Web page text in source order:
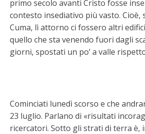
primo secolo avanti Cristo fosse
contesto insediativo più vasto. Cioè,
Cuma, lì attorno ci fossero altri
quello che sta venendo fuori dagli
giorni, spostati un po’ a valle
Cominciati lunedì scorso e che
23 luglio. Parlano di «risultati
ricercatori. Sotto gli strati di terra è,